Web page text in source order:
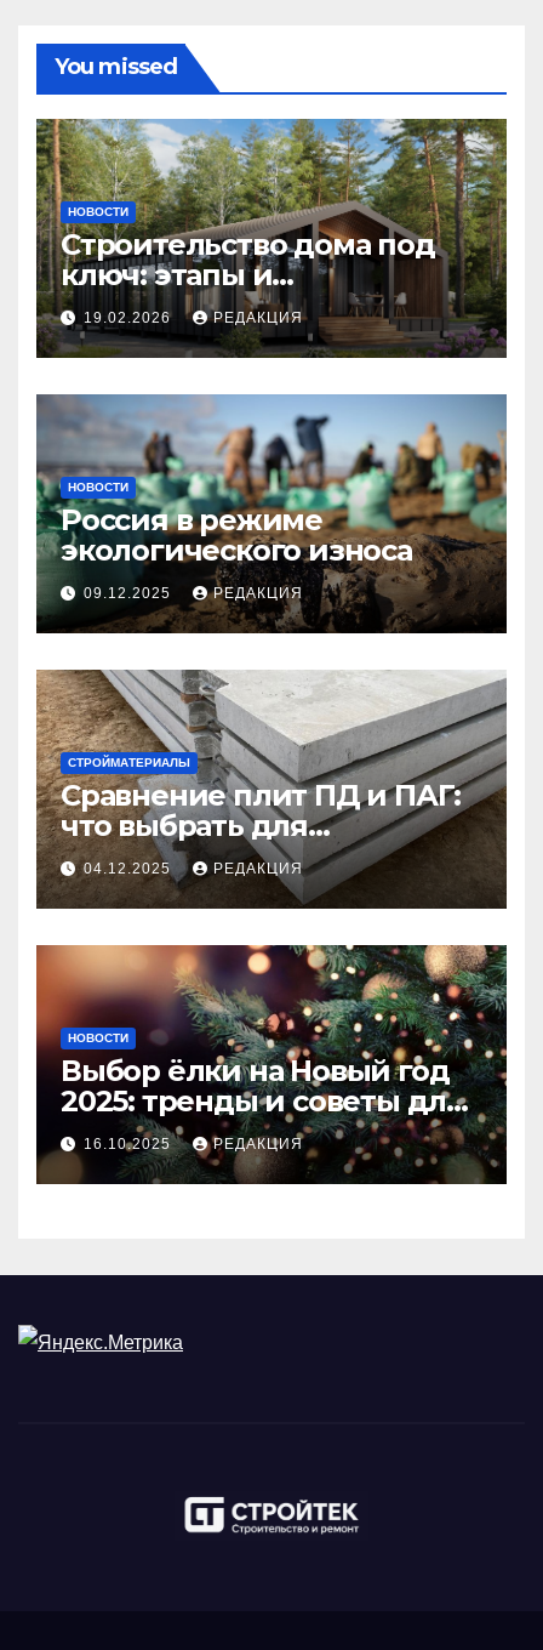
You missed
НОВОСТИ
Строительство дома под
ключ: этапы и
планирование бюджета
19.02.2026 РЕДАКЦИЯ
НОВОСТИ
Россия в режиме
экологического износа
09.12.2025 РЕДАКЦИЯ
СТРОЙМАТЕРИАЛЫ
Сравнение плит ПД и ПАГ:
что выбрать для
долговечного и прочного
покрытия
04.12.2025 РЕДАКЦИЯ
НОВОСТИ
Выбор ёлки на Новый год
2025: тренды и советы для
идеального праздника
16.10.2025 РЕДАКЦИЯ